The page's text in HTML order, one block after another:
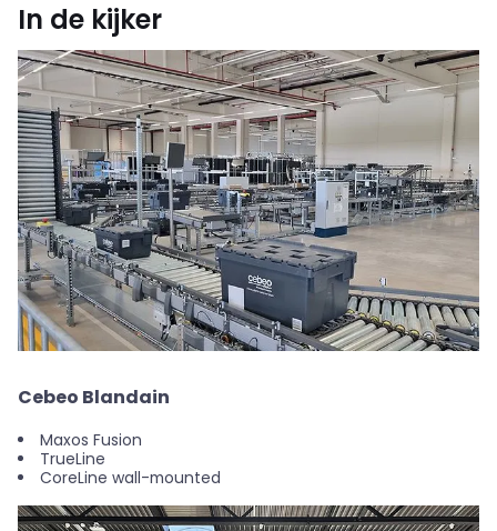
In de kijker
Cebeo Blandain
Maxos Fusion
TrueLine
CoreLine wall-mounted